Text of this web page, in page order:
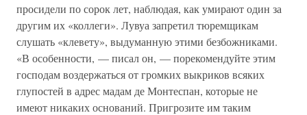
просидели по сорок лет, наблюдая, как умирают один за
другим их «коллеги». Лувуа запретил тюремщикам
слушать «клевету», выдуманную этими безбожниками.
«В особенности, — писал он, — порекомендуйте этим
господам воздержаться от громких выкриков всяких
глупостей в адрес мадам де Монтеспан, которые не
имеют никаких оснований. Пригрозите им таким